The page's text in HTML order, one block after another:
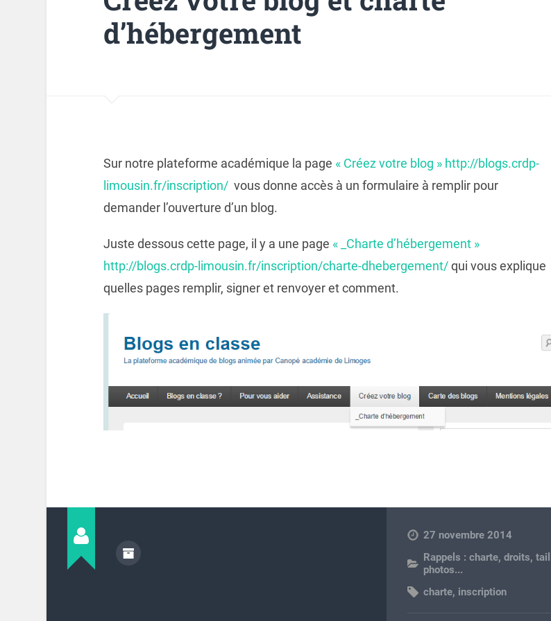
d’hébergement
Sur notre plateforme académique la page « Créez votre blog » http://blogs.crdp-
limousin.fr/inscription/ vous donne accès à un formulaire à remplir pour
demander l’ouverture d’un blog.
Juste dessous cette page, il y a une page « _Charte d’hébergement »
http://blogs.crdp-limousin.fr/inscription/charte-dhebergement/qui vous explique
quelles pages remplir, signer et renvoyer et comment.
27 novembre 2014
Rappels : charte, droits,
photos...
charte, inscription